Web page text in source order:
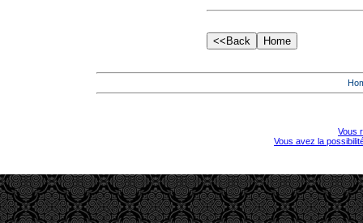
Vous
Vous avez la